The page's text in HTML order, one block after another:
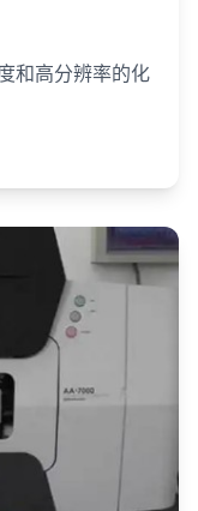
和高分辨率的化